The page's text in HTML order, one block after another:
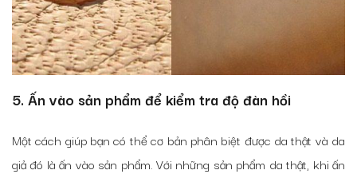
5. Ấn vào sản phẩm để kiểm tra độ đàn hồi
Một cách giúp bạn có thể cơ bản phân biệt được da thật và da
giả đó là ấn vào sản phẩm. Với những sản phẩm da thật, khi ấn